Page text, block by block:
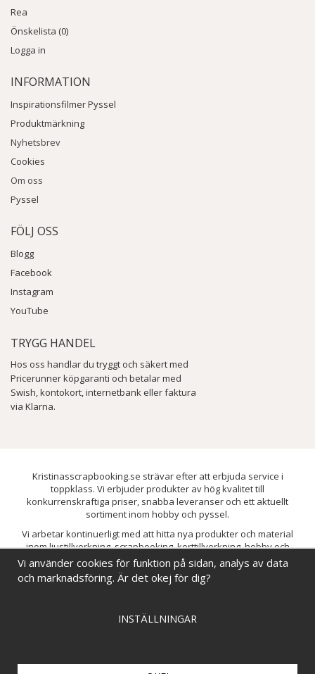
Rea
Önskelista (0)
Logga in
INFORMATION
Inspirationsfilmer Pyssel
Produktmärkning
Nyhetsbrev
Cookies
Om oss
Pyssel
FÖLJ OSS
Blogg
Facebook
Instagram
YouTube
TRYGG HANDEL
Hos oss handlar du tryggt och säkert med
Pricerunner köpgaranti och betalar med
Swish, kontokort, internetbank eller faktura
via Klarna.
Kristinasscrapbooking.se strävar efter att erbjuda service i
toppklass. Vi erbjuder produkter av hög kvalitet till
konkurrenskraftiga priser, snabba leveranser och ett aktuellt
sortiment inom hobby och pyssel.
Vi arbetar kontinuerligt med att hitta nya produkter och material
inom ljustillverkning, scrapbooking, korttillverkning, hobby och
pyssel. Målet är att bredda sortimentet och löpande förbättra och
utveckla vårt utbud, så att du alltid kan hitta det du behöver hos oss.
Vi använder cookies för funktion på sidan, analys av data
och marknadsföring. Är det okej för dig?
INSTÄLLNINGAR